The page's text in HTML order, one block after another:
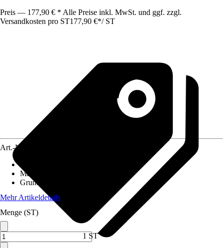
Preis — 177,90 € * Alle Preise inkl. MwSt. und ggf. zzgl.
Versandkosten pro ST177,90 €*/ ST
Art.-Nr.
Material
Grundfarbe
Mehr Artikeldetails
Menge (ST)
1 ST